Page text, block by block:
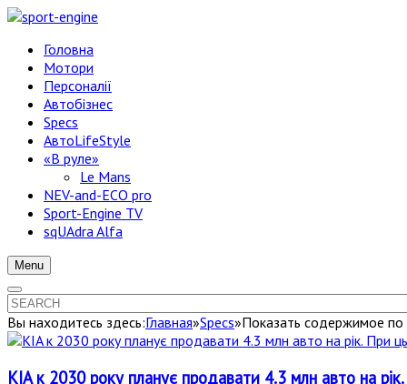
Головна
Мотори
Персоналії
Автобізнес
Specs
АвтоLifeStyle
«В руле»
Le Mans
NEV-and-ECO pro
Sport-Engine TV
sqUAdra Alfa
Menu
Вы находитесь здесь:Главная»Specs»Показать содержимое по
KIA к 2030 року планує продавати 4.3 млн авто на